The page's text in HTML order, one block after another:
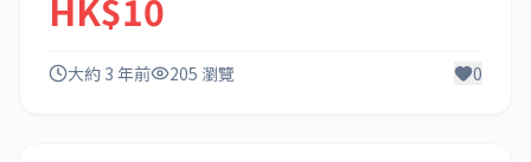
大約 3 年前 205 瀏覽 0